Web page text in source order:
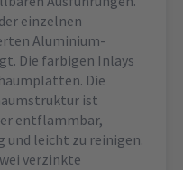
einzelnen
Aluminium-
Die farbigen Inlays
Die
ist
entflammbar,
leicht zu reinigen.
verzinkte